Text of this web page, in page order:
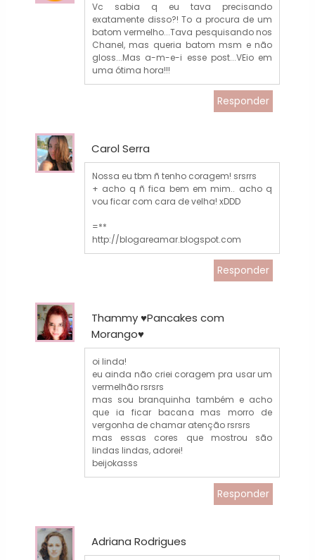
Vc sabia q eu tava precisando
exatamente disso?! To a procura de um
batom vermelho...Tava pesquisando nos
Chanel, mas queria batom msm e não
gloss...Mas a-m-e-i esse post...VEio em
uma ótima hora!!!
Responder
Carol Serra
Nossa eu tbm ñ tenho coragem! srsrrs
+ acho q ñ fica bem em mim.. acho q
vou ficar com cara de velha! xDDD
=**
http://blogareamar.blogspot.com
Responder
Thammy ♥Pancakes com
Morango♥
oi linda!
eu ainda não criei coragem pra usar um
vermelhão rsrsrs
mas sou branquinha também e acho
que ia ficar bacana mas morro de
vergonha de chamar atenção rsrsrs
mas essas cores que mostrou são
lindas lindas, adorei!
beijokasss
Responder
Adriana Rodrigues